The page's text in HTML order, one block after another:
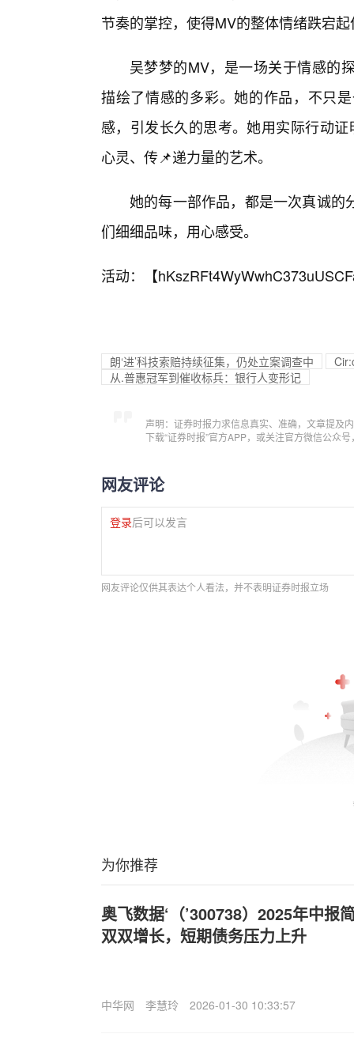
节奏的掌控，使得MV的整体情绪跌宕
吴梦梦的MV，是一场关于情感的
描绘了情感的多彩。她的作品，不只
感，引发长久的思考。她用实际行动
心灵、传📌递力量的艺术。
她的每一部作品，都是一次真诚的
们细细品味，用心感受。
活动：【
朗‘进’科技索赔持续征集，仍处立案调查中
从.普惠冠军到催收标兵：银行人变形记
声明：证券时报力求信息真实、准确，文章提及
下载“证券时报”官方APP，或关注官方微信公众
网友评论
登录后可以发言
网友评论仅供其表达个人看法，并不表明证券时报立场
为你推荐
奥飞数据‘（’300738）2025年中报
双双增长，短期债务压力上升
中华网 李慧玲 2026-01-30 10:33:57